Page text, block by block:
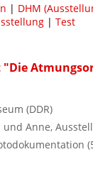
| DHM
| Test
(DDR)
und Anne,